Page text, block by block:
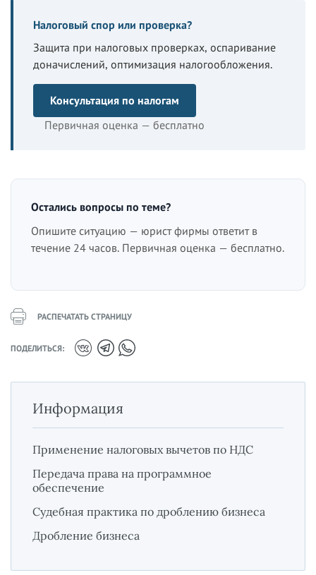
Налоговый спор или проверка?
Защита при налоговых проверках, оспаривание
доначислений, оптимизация налогообложения.
Консультация по налогам
Первичная оценка — бесплатно
Остались вопросы по теме?
Опишите ситуацию — юрист фирмы ответит в
течение 24 часов. Первичная оценка — бесплатно.
РАСПЕЧАТАТЬ СТРАНИЦУ
ПОДЕЛИТЬСЯ:
Информация
Применение налоговых вычетов по НДС
Передача права на программное
обеспечение
Судебная практика по дроблению бизнеса
Дробление бизнеса